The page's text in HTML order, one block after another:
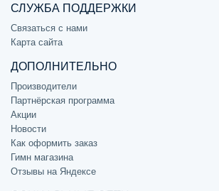
СЛУЖБА ПОДДЕРЖКИ
Связаться с нами
Карта сайта
ДОПОЛНИТЕЛЬНО
Производители
Партнёрская программа
Акции
Новости
Как оформить заказ
Гимн магазина
Отзывы на Яндексе